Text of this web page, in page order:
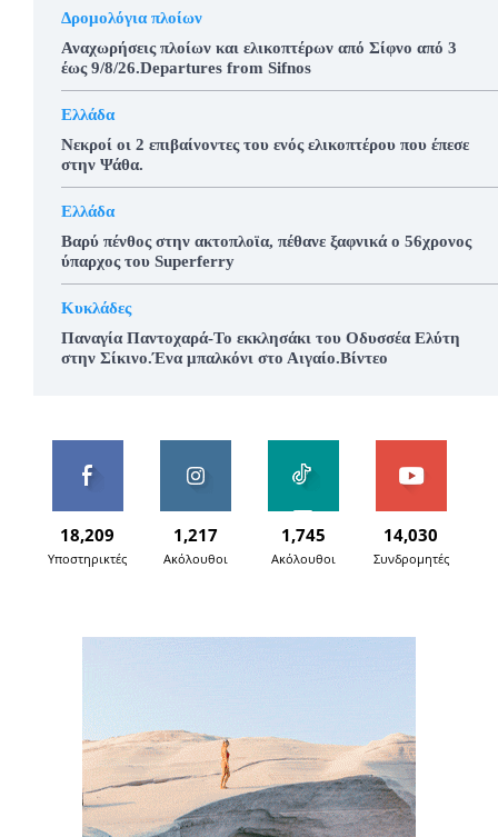
Δρομολόγια πλοίων
Αναχωρήσεις πλοίων και ελικοπτέρων από Σίφνο από 3
έως 9/8/26.Departures from Sifnos
Ελλάδα
Νεκροί οι 2 επιβαίνοντες του ενός ελικοπτέρου που έπεσε
στην Ψάθα.
Ελλάδα
Βαρύ πένθος στην ακτοπλοϊα, πέθανε ξαφνικά ο 56χρονος
ύπαρχος του Superferry
Κυκλάδες
Παναγία Παντοχαρά-Το εκκλησάκι του Οδυσσέα Ελύτη
στην Σίκινο.Ένα μπαλκόνι στο Αιγαίο.Βίντεο
18,209
Υποστηρικτές
1,217
Ακόλουθοι
1,745
Ακόλουθοι
14,030
Συνδρομητές